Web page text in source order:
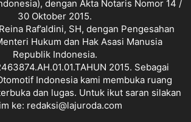
dengan Akta Notaris Nomor 14 /
30 Oktober 2015.
Raf’aldini, SH, dengan Pengesahan
Hukum dan Hak Asasi Manusia
Republik Indonesia.
2015. Sebagai
Indonesia kami membuka ruang
dan lugas. Untuk ikut saran silakan
ke: redaksi@lajuroda.com